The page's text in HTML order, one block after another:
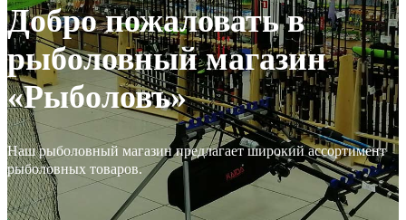
Добро пожаловать в
рыболовный магазин
«Рыболовъ»
Наш рыболовный магазин предлагает широкий ассортимент
рыболовных товаров.